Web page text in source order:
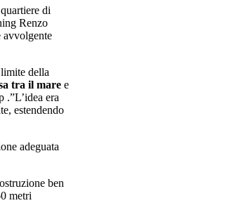
di
Renzo
avvolgente
della
tra il mare e
.”L’idea era
estendendo
adeguata
ben
metri